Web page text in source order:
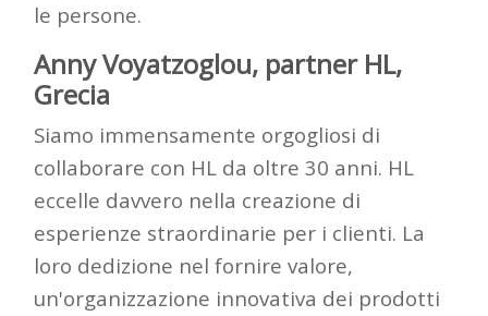
le persone.
AnnyVoyatzoglou, partner HL,
Grecia
Siamo immensamente orgogliosi di
collaborare con HL da oltre 30 anni. HL
eccelle davvero nella creazione di
esperienze straordinarie per i clienti. La
loro dedizione nel fornire valore,
un'organizzazione innovativa dei prodotti